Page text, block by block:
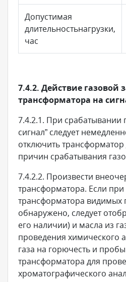
Допустимая
длительностьнагрузки,
час
7.4.2. Действие газовой
трансформатора на
7.4.2.1. При срабатывании
сигнал” следует
отключить
причин срабатывания
7.4.2.2. Произвести
трансформатора. Если
трансформатора видимых
обнаружено, следует
его наличии) и масла из
проведения химического
газа на горючесть и
трансформатора для
хроматографического